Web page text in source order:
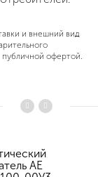
и внешний вид
публичной офертой.
AE